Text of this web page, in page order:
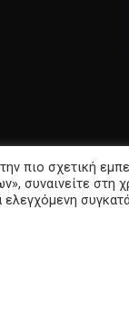
πιο σχετική
συναινείτε
ελεγχόμενη